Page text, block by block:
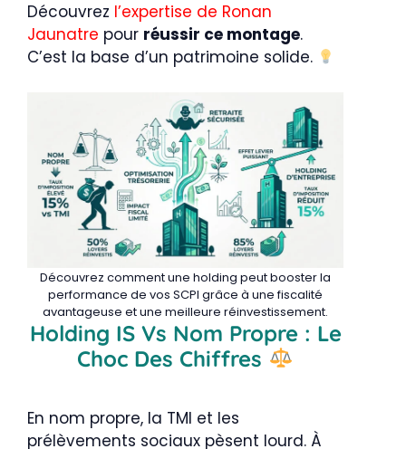
Découvrez l’expertise de Ronan
Jaunatre pour réussir ce montage.
C’est la base d’un patrimoine solide.
Découvrez comment une holding peut booster la
performance de vos SCPI grâce à une fiscalité
avantageuse et une meilleure réinvestissement.
Holding IS Vs Nom Propre : Le
Choc Des Chiffres
En nom propre, la TMI et les
prélèvements sociaux pèsent lourd. À